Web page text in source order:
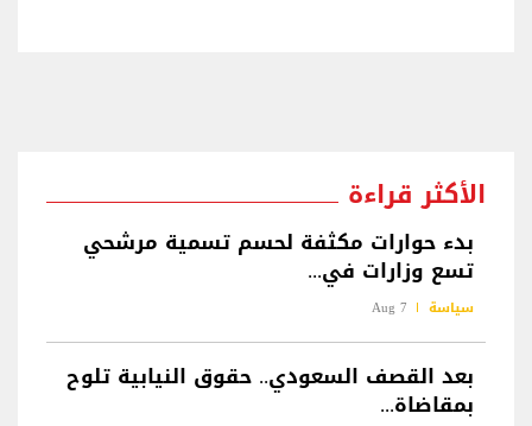
الأكثر قراءة
بدء حوارات مكثفة لحسم تسمية مرشحي
تسع وزارات في...
سياسة 7 Aug
بعد القصف السعودي.. حقوق النيابية تلوح
بمقاضاة...